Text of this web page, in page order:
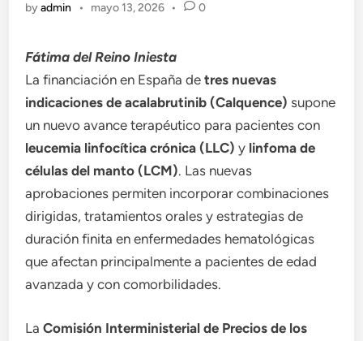
byadmin • mayo 13, 2026 • 0
Fátima del Reino Iniesta
La financiación en España detres nuevas
indicaciones de acalabrutinib (Calquence) supone
un nuevo avance terapéutico para pacientes con
leucemia linfocítica crónica (LLC) y linfoma de
células del manto (LCM). Las nuevas
aprobaciones permiten incorporar combinaciones
dirigidas, tratamientos orales y estrategias de
duración finita en enfermedades hematológicas
que afectan principalmente a pacientes de edad
avanzada y con comorbilidades.
La Comisión Interministerial de Precios de los